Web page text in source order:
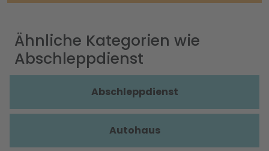
Ähnliche Kategorien wie
Abschleppdienst
Abschleppdienst
Autohaus